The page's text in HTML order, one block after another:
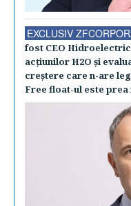
EXCLUSIV
fost CEO
acţiunilor H2O şi
creştere care n-are
Free float-ul este prea